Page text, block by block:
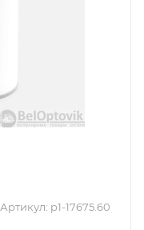
Артикул: p1-17675.60